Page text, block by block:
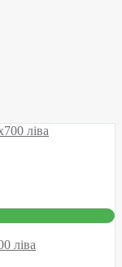
ліва